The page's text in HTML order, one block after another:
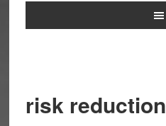
risk reduction